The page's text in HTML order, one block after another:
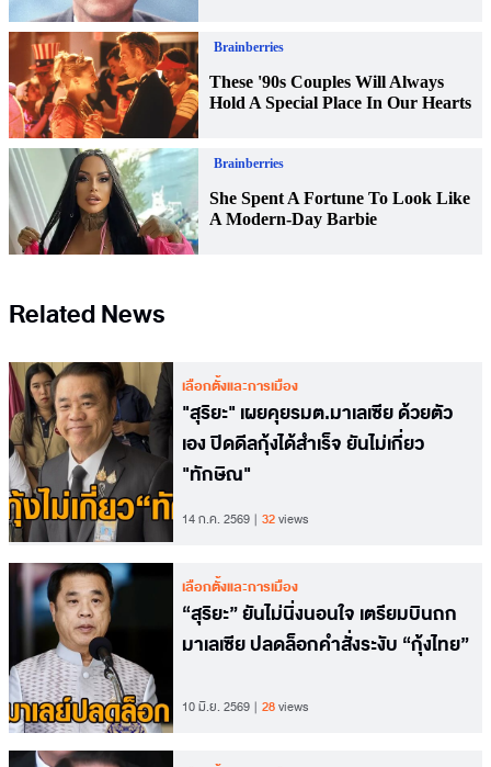
Related News
เลือกตั้งและการเมือง
"สุริยะ" เผยคุยรมต.มาเลเซีย ด้วยตัว
เอง ปิดดีลกุ้งได้สำเร็จ ยันไม่เกี่ยว
"ทักษิณ"
14 ก.ค. 2569 32views
เลือกตั้งและการเมือง
“สุริยะ” ยันไม่นิ่งนอนใจ เตรียมบินถก
มาเลเซีย ปลดล็อกคำสั่งระงับ “กุ้งไทย”
10 มิ.ย. 2569 28views